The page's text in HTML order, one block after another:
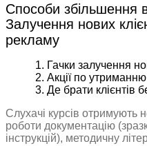
Способи збільшення
Залучення нових
рекламу
Гачки залучення
Акції по утриманню
Де брати клієнтів
Слухачі курсів отримують
роботи документацію
інструкцій), методичну